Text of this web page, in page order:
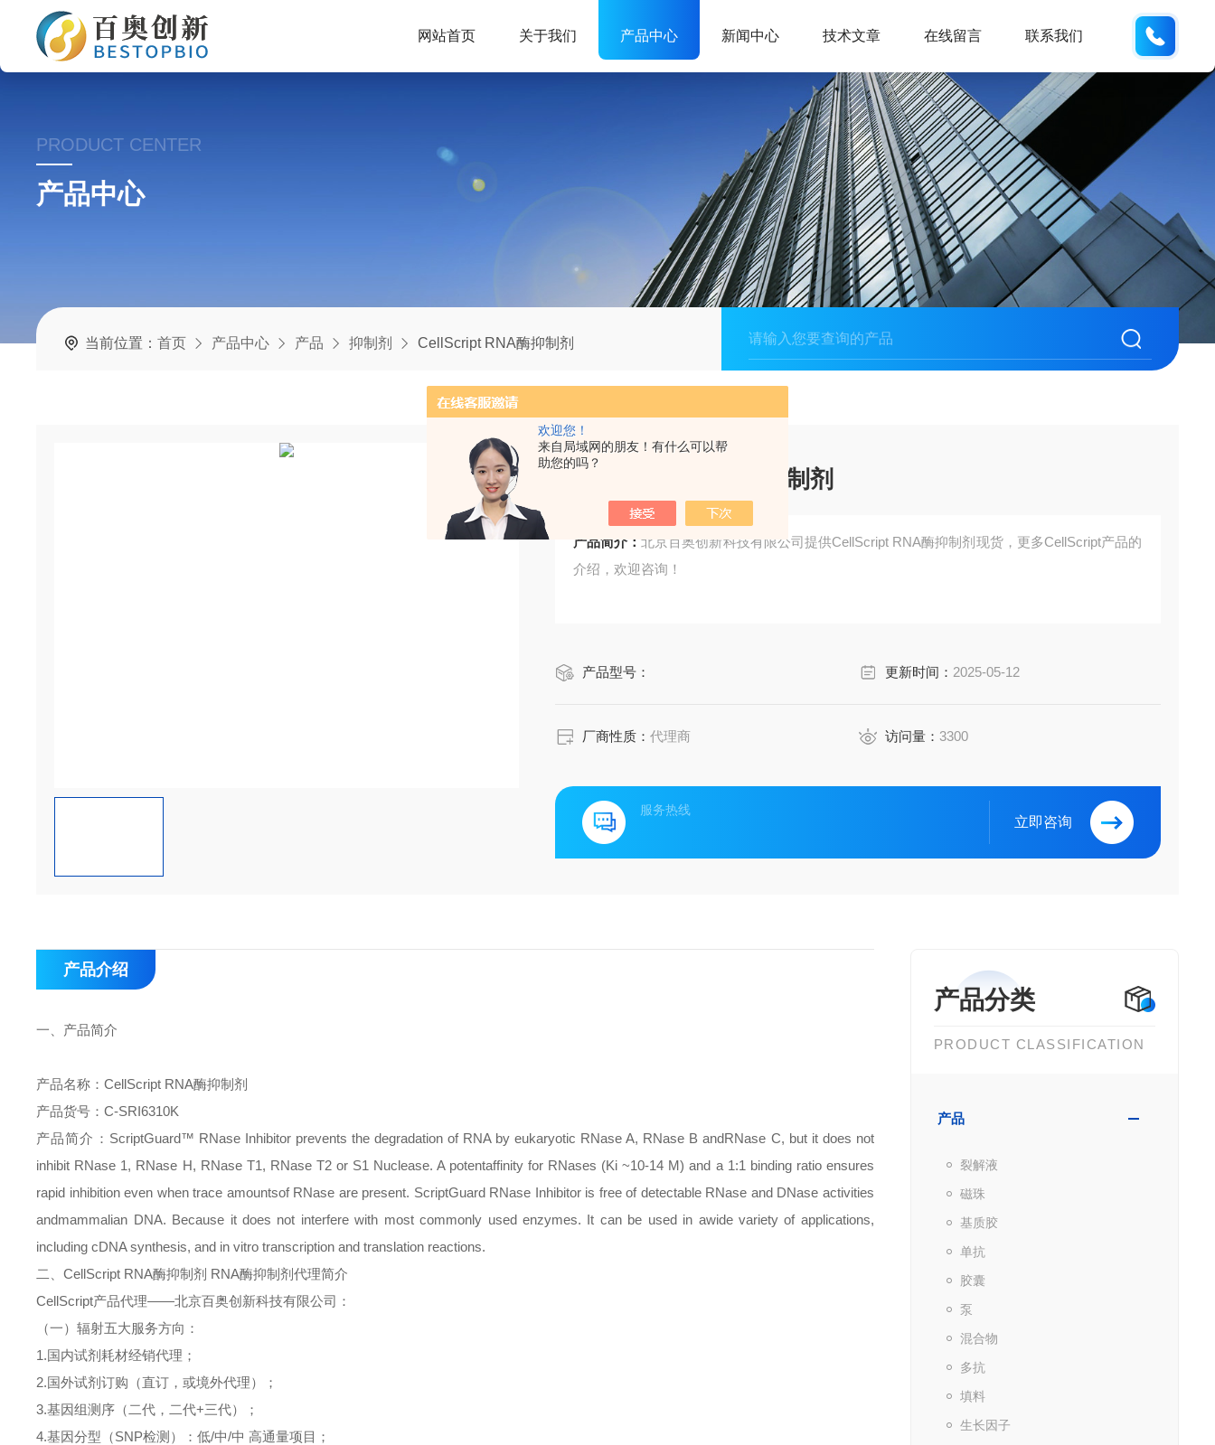
欢迎您！
来自局域网的朋友！有什么可以帮
助您的吗？
网站首页 关于我们 产品中心 新闻中心 技术文章 在线留言 联系我们
PRODUCT CENTER
产品中心
当前位置：首页 产品中心 产品 抑制剂 CellScript RNA酶抑制剂
CellScript RNA酶抑制剂
产品简介：北京百奥创新科技有限公司提供CellScript RNA酶抑制剂现货，更多CellScript产品的
介绍，欢迎咨询！
产品型号： 更新时间： 2025-05-12
厂商性质：代理商 访问量： 3300
服务热线
立即咨询
产品分类
PRODUCT CLASSIFICATION
产品
裂解液
磁珠
基质胶
单抗
胶囊
泵
混合物
多抗
填料
生长因子
产品介绍
一、 产品简介
产品名称：CellScript RNA酶抑制剂
产品货号：C-SRI6310K
产品简介： ScriptGuard™ RNase Inhibitor prevents the degradation of RNA by eukaryotic RNase A, RNase B andRNase C, but it does not
inhibit RNase 1, RNase H, RNase T1, RNase T2 or S1 Nuclease. A potentaffinity for RNases (Ki ~10-14 M) and a 1:1 binding ratio ensures
rapid inhibition even when trace amountsof RNase are present. ScriptGuard RNase Inhibitor is free of detectable RNase and DNase activities
andmammalian DNA. Because it does not interfere with most commonly used enzymes. It can be used in awide variety of applications,
including cDNA synthesis, and in vitro transcription and translation reactions.
二、CellScript RNA酶抑制剂 RNA酶抑制剂代理简介
CellScript产品代理——北京百奥创新科技有限公司：
（一）辐射五大服务方向：
1.国内试剂耗材经销代理；
2.国外试剂订购（直订，或境外代理）；
3.基因组测序（二代，二代+三代）；
4.基因分型（SNP检测）：低/中/中 高通量项目；